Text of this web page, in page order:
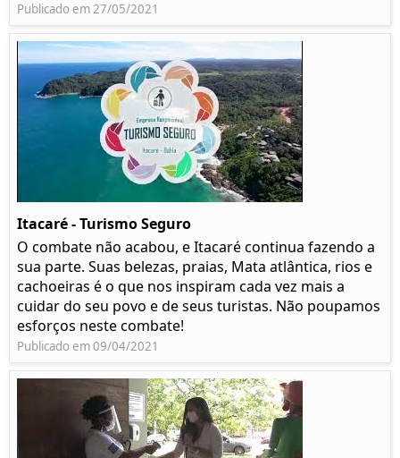
Publicado em 27/05/2021
Itacaré - Turismo Seguro
O combate não acabou, e Itacaré continua fazendo a
sua parte. Suas belezas, praias, Mata atlântica, rios e
cachoeiras é o que nos inspiram cada vez mais a
cuidar do seu povo e de seus turistas. Não poupamos
esforços neste combate!
Publicado em 09/04/2021